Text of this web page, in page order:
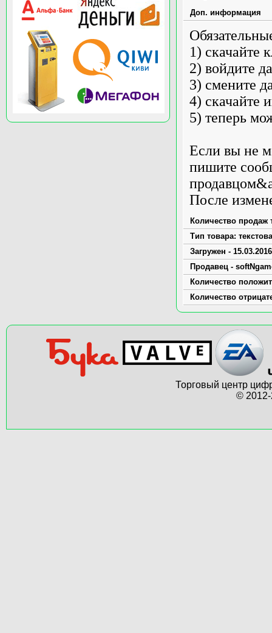
Доп. информация
1) скачайте
2) войдите
3) смените
4) скачайте
5) теперь
Если вы не
пишите
После
Количество продаж
Тип товара:
Загружен -
Продавец -
Количество
Количество
Торговый центр
©